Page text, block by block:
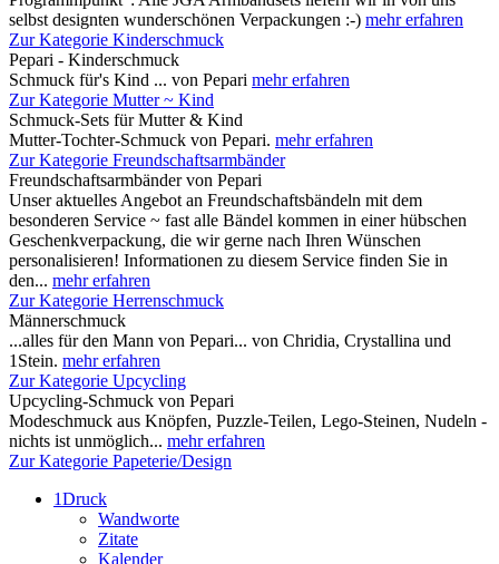
selbst designten wunderschönen Verpackungen :-) mehr erfahren
Zur Kategorie Kinderschmuck
Pepari - Kinderschmuck
Schmuck für's Kind ... von Pepari mehr erfahren
Zur Kategorie Mutter ~ Kind
Schmuck-Sets für Mutter & Kind
Mutter-Tochter-Schmuck von Pepari. mehr erfahren
Zur Kategorie Freundschaftsarmbänder
Freundschaftsarmbänder von Pepari
Unser aktuelles Angebot an Freundschaftsbändeln mit dem
besonderen Service ~ fast alle Bändel kommen in einer hübschen
Geschenkverpackung, die wir gerne nach Ihren Wünschen
personalisieren! Informationen zu diesem Service finden Sie in
den... mehr erfahren
Zur Kategorie Herrenschmuck
Männerschmuck
...alles für den Mann von Pepari... von Chridia, Crystallina und
1Stein. mehr erfahren
Zur Kategorie Upcycling
Upcycling-Schmuck von Pepari
Modeschmuck aus Knöpfen, Puzzle-Teilen, Lego-Steinen, Nudeln -
nichts ist unmöglich... mehr erfahren
Zur Kategorie Papeterie/Design
1Druck
Wandworte
Zitate
Kalender